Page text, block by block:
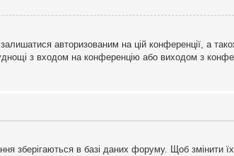
авторизованим на цій конференції, а
з входом на конференцію або виходом з
в базі даних форуму. Щоб змінити їх,